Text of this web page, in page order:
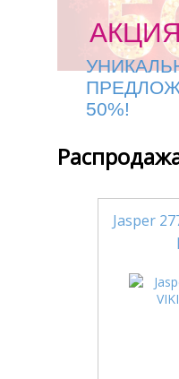
АКЦИЯ
50%!
Jasper